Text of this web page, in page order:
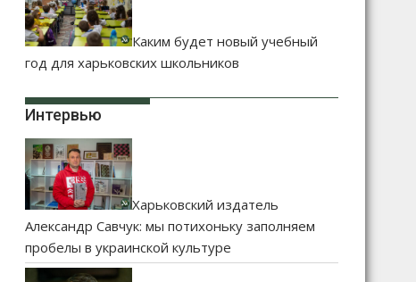
Каким будет новый учебный
год для харьковских школьников
Интервью
Харьковский издатель
Александр Савчук: мы потихоньку заполняем
пробелы в украинской культуре